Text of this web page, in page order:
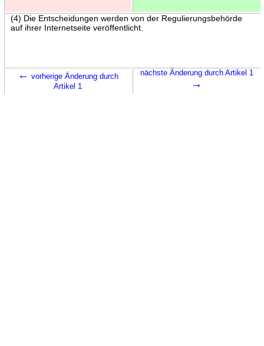
(4) Die Entscheidungen werden von der Regulierungsbehörde
auf ihrer Internetseite veröffentlicht.
← vorherige Änderung durch
Artikel 1
nächste Änderung durch Artikel 1
→